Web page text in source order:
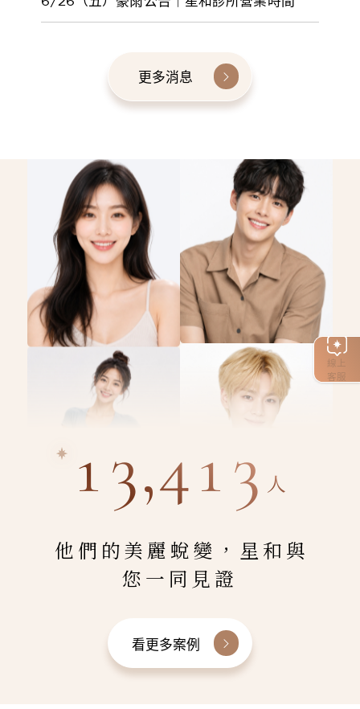
線上
客服
更多消息
13,413 人
他們的美麗蛻變，星和與
您一同見證
看更多案例